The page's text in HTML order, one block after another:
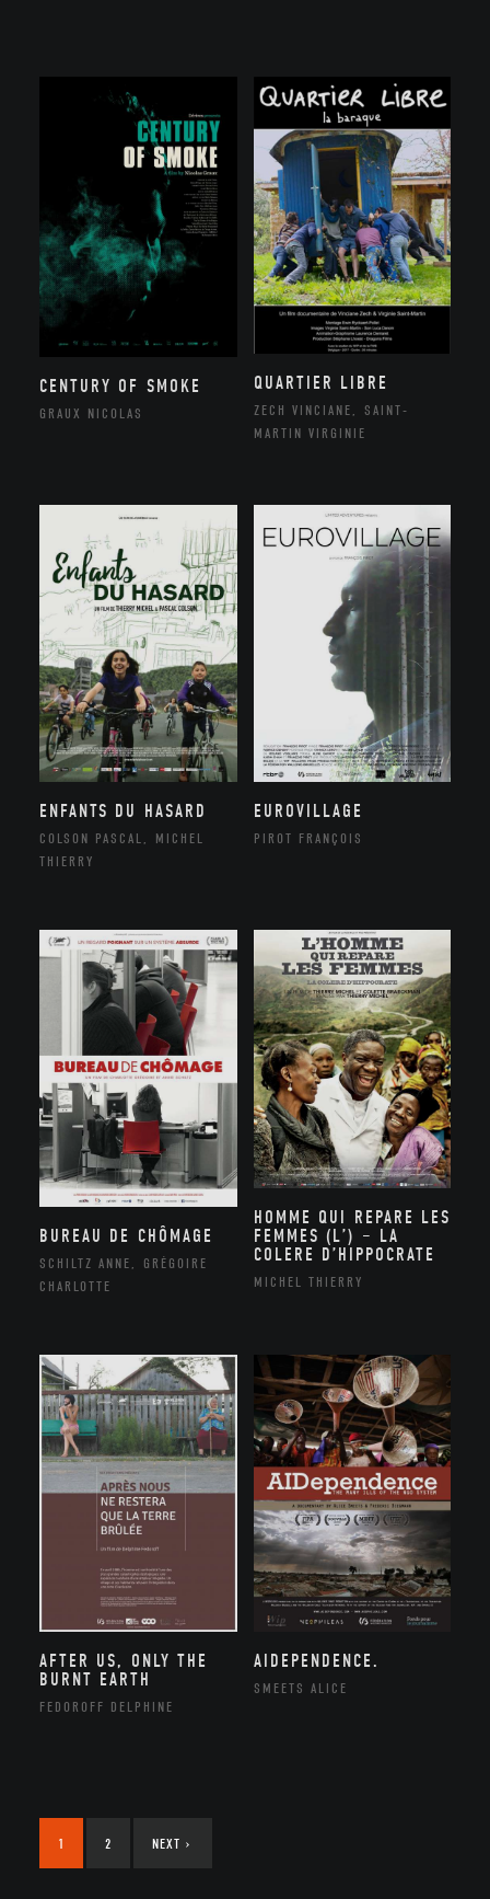
CENTURY OF SMOKE
GRAUX NICOLAS
QUARTIER LIBRE
ZECH VINCIANE, SAINT-
MARTIN VIRGINIE
ENFANTS DU HASARD
COLSON PASCAL, MICHEL
THIERRY
EUROVILLAGE
PIROT FRANÇOIS
BUREAU DE CHÔMAGE
SCHILTZ ANNE, GRÉGOIRE
CHARLOTTE
HOMME QUI REPARE LES
FEMMES (L’) – LA
COLERE D’HIPPOCRATE
MICHEL THIERRY
AFTER US, ONLY THE
BURNT EARTH
FEDOROFF DELPHINE
AIDEPENDENCE.
SMEETS ALICE
1 2 NEXT ›